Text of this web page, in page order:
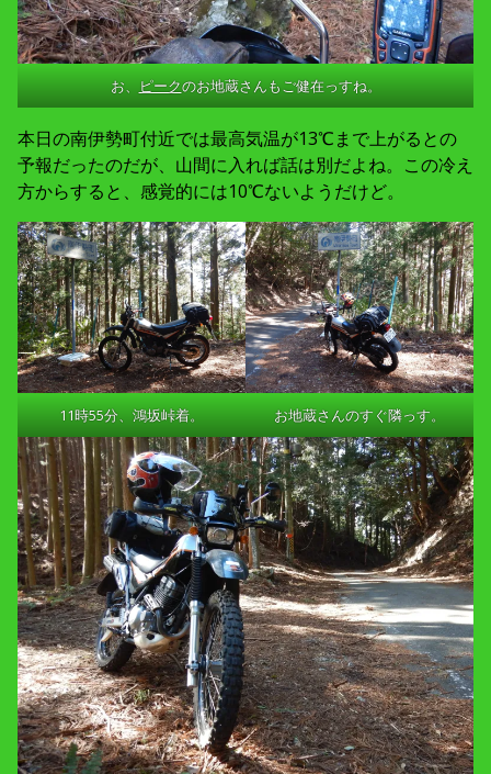
お、ピークのお地蔵さんもご健在っすね。
本日の南伊勢町付近では最高気温が13℃まで上がるとの
予報だったのだが、山間に入れば話は別だよね。この冷え
方からすると、感覚的には10℃ないようだけど。
11時55分、鴻坂峠着。 お地蔵さんのすぐ隣っす。